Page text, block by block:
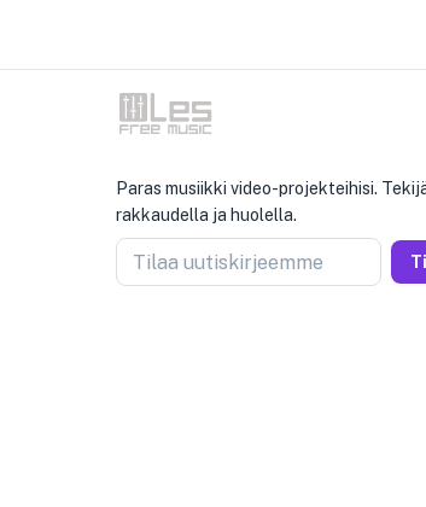
Paras musiikki video-projekteihisi.
rakkaudella ja huolella.
Tilaa uutiskirjeemme